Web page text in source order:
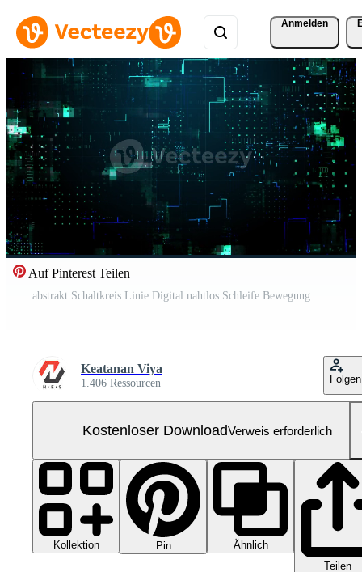
Anmelden
Auf Pinterest Teilen
abstrakt Schaltkreis Linie Digital nahtlos Schleife Bewegung Hintergrund Kostenloses Video
Keatanan Viya
1.406 Ressourcen Folgen
Kostenloser DownloadVerweis erforderlich
Kollektion Pin
Ähnlich
Teilen